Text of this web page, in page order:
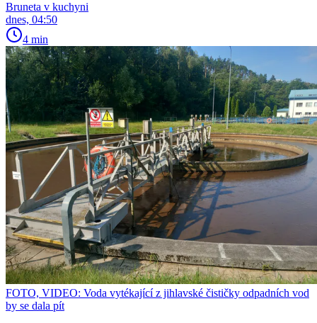
Bruneta v kuchyni
dnes, 04:50
4 min
FOTO, VIDEO: Voda vytékající z jihlavské čističky odpadních vod
by se dala pít